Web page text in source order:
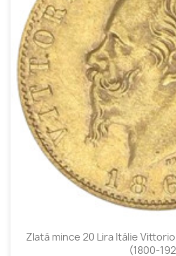
Zlatá mince 20 Lira Itálie
(1800-